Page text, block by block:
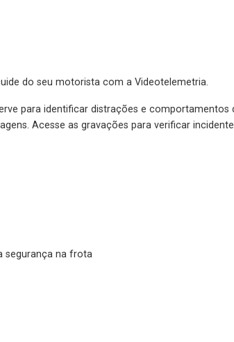
do seu motorista com a Videotelemetria.
para identificar distrações e comportamentos
Acesse as gravações para verificar incidentes
na frota